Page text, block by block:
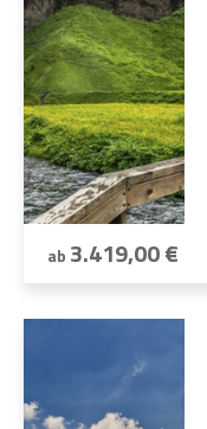
ab 3.419,00 €